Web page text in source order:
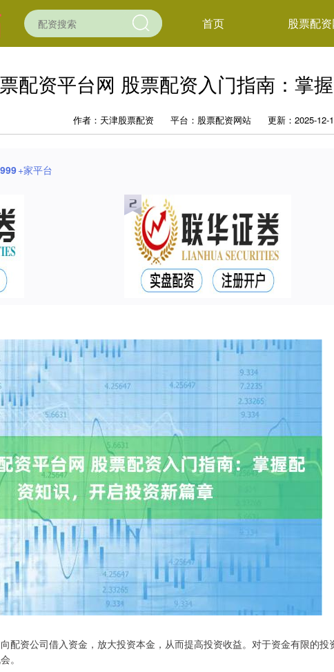
首页 股票配
配资平台网 股票配资入门指南：掌
作者：天津股票配资 平台：股票配资网站 更新：2025-12-
999+家平台
配资公司借入资金，放大投资本金，从而提高投资收益。对于资金有限的投
。